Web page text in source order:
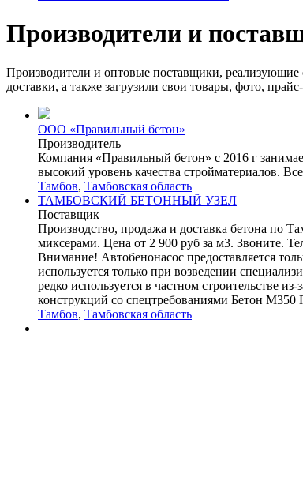
Производители и
Производители и оптовые поставщики, реализующие
доставки, а также загрузили свои товары, фото,
ООО «Правильный бетон»
Производитель
Компания «Правильный бетон» с 2016 г
высокий уровень качества стройматериалов.
Тамбов, Тамбовская область
ТАМБОВСКИЙ БЕТОННЫЙ УЗЕЛ
Поставщик
Производство, продажа и доставка бетона по
миксерами. Цена от 2 900 руб за м3. Звоните.
Внимание! Автобенонасос предоставляется
используется только при возведении
редко используется в частном строительстве
конструкций со спецтребованиями Бетон М350
Тамбов, Тамбовская область